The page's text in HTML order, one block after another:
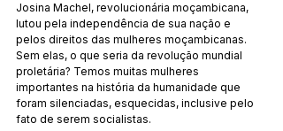
Josina Machel, revolucionária moçambicana,
lutou pela independência de sua nação e
pelos direitos das mulheres moçambicanas.
Sem elas, o que seria da revolução mundial
proletária? Temos muitas mulheres
importantes na história da humanidade que
foram silenciadas, esquecidas, inclusive pelo
fato de serem socialistas.